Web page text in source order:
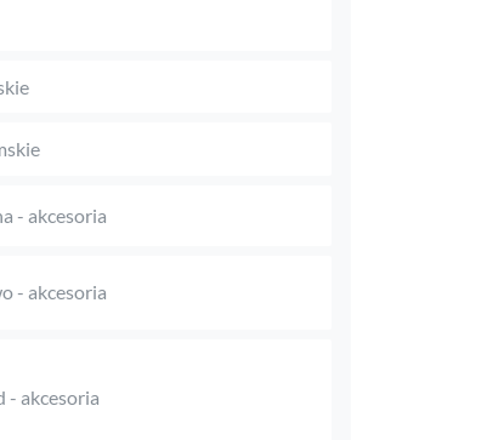
- akcesoria
- akcesoria
- akcesoria